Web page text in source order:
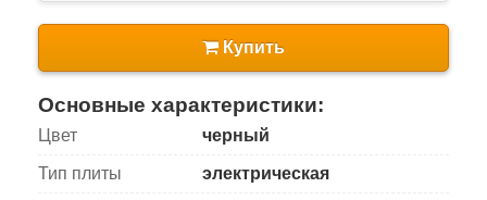
Купить
Основные характеристики:
Цвет черный
Тип плиты электрическая